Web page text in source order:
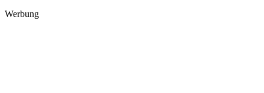
Werbung